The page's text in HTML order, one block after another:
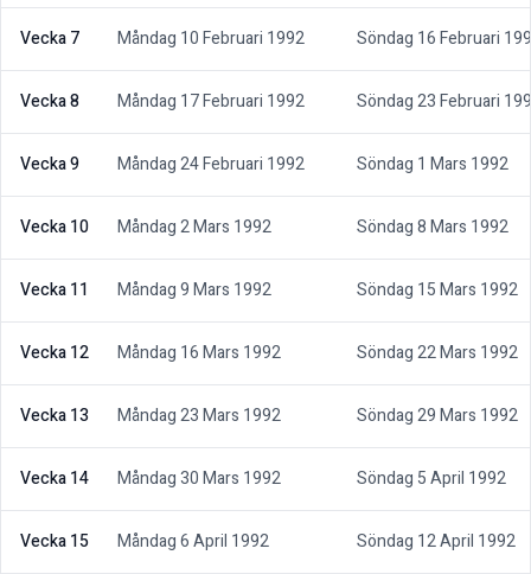
Vecka 7 Måndag 10 Februari 1992 Söndag 16 Februari
Vecka 8 Måndag 17 Februari 1992 Söndag 23 Februari
Vecka 9 Måndag 24 Februari 1992 Söndag 1 Mars 1992
Vecka 10 Måndag 2 Mars 1992 Söndag 8 Mars 1992
Vecka 11 Måndag 9 Mars 1992 Söndag 15 Mars 1992
Vecka 12 Måndag 16 Mars 1992 Söndag 22 Mars 1992
Vecka 13 Måndag 23 Mars 1992 Söndag 29 Mars 1992
Vecka 14 Måndag 30 Mars 1992 Söndag 5 April 1992
Vecka 15 Måndag 6 April 1992 Söndag 12 April 1992